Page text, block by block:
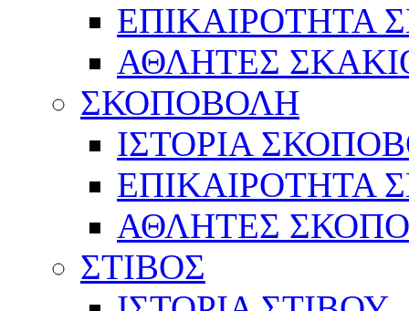
ΕΠΙΚΑΙΡΟΤΗΤΑ
ΑΘΛΗΤΕΣ
ΣΚΟΠΟΒΟΛΗ
ΙΣΤΟΡΙΑ
ΕΠΙΚΑΙΡΟΤΗΤΑ
ΑΘΛΗΤΕΣ
ΣΤΙΒΟΣ